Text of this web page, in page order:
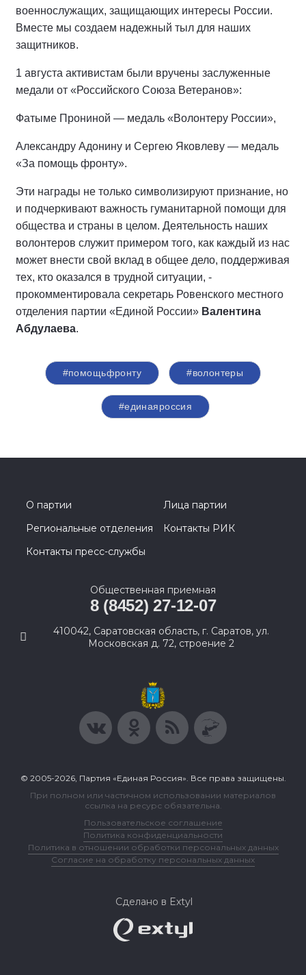
военнослужащих, защищающих интересы России.
Вместе мы создаем надежный тыл для наших
защитников.
1 августа активистам были вручены заслуженные
медали от «Российского Союза Ветеранов»:
Фатыме Прониной — медаль «Волонтеру России»,
Александру Адонину и Сергею Яковлеву — медаль
«За помощь фронту».
Эти награды не только символизируют признание, но
и подчеркивают важность гуманитарной помощи для
общества и страны в целом. Деятельность наших
волонтеров служит примером того, как каждый из нас
может внести свой вклад в общее дело, поддерживая
тех, кто оказался в трудной ситуации, -
прокомментировала секретарь Ровенского местного
отделения партии «Единой России» Валентина
Абдулаева.
#помощьфронту #волонтеры
#единаяроссия
О партии
Лица партии
Региональные отделения
Контакты РИК
Контакты пресс-службы
Общественная приемная
8 (8452) 27-12-07
410042, Саратовская область, г. Саратов, ул.
Московская д. 72, строение 2
© 2005-2026, Партия «Единая Россия». Все права защищены.
При полном или частичном использовании материалов
ссылка на ресурс обязательна.
Пользовательское соглашение
Политика конфиденциальности
Политика в отношении обработки персональных данных
Согласие на обработку персональных данных
Сделано в Extyl